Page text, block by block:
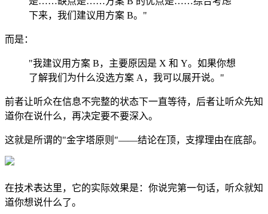
下来，我们建议用方案 B。"
而是：
"我建议用方案 B，主要原因是 X 和 Y。如果你想
了解我们为什么没选方案 A，我可以展开说。"
前者让听众在信息不完整的状态下一直等待，后者让听众先知
道你在说什么，再决定要不要深入。
这就是所谓的"金字塔原则"——结论在顶，支撑理由在底部。
在技术表达里，它的实际效果是：你说完第一句话，听众就知
道你想说什么了。